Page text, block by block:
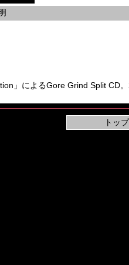
」によるGore Grind Split CD